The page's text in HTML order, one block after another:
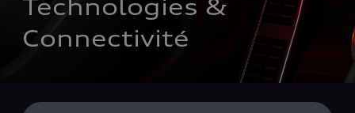
Technologies &
Connectivité